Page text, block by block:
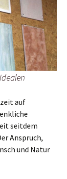
auf
seitdem
Anspruch,
und Natur